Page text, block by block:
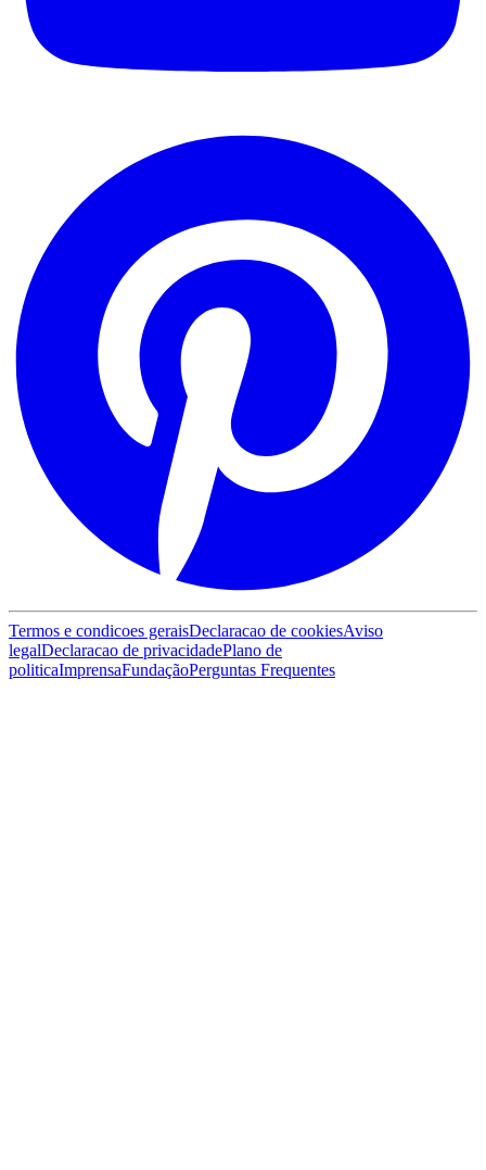
Termos e condicoes geraisDeclaracao de cookiesAviso
legalDeclaracao de privacidadePlano de
politicaImprensaFundaçãoPerguntas Frequentes